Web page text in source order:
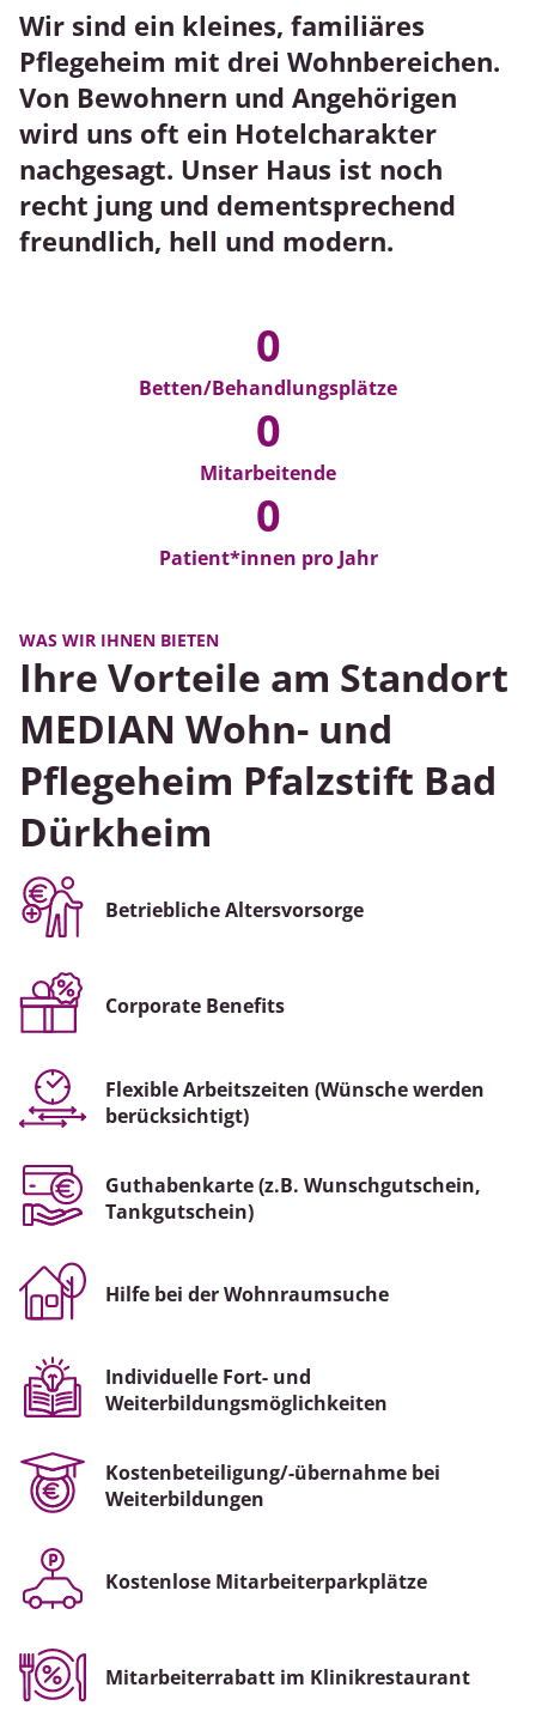
Jobangebote
Wir sind ein kleines, familiäres
Pflegeheim mit drei Wohnbereichen.
Von Bewohnern und Angehörigen
wird uns oft ein Hotelcharakter
nachgesagt. Unser Haus ist noch
recht jung und dementsprechend
freundlich, hell und modern.
0
Betten/Behandlungsplätze
0
Mitarbeitende
0
Patient*innen pro Jahr
WAS WIR IHNEN BIETEN
Ihre Vorteile am Standort
MEDIAN Wohn- und
Pflegeheim Pfalzstift Bad
Dürkheim
Betriebliche Altersvorsorge
Corporate Benefits
Flexible Arbeitszeiten (Wünsche werden
berücksichtigt)
Guthabenkarte (z.B. Wunschgutschein,
Tankgutschein)
Hilfe bei der Wohnraumsuche
Individuelle Fort- und
Weiterbildungsmöglichkeiten
Kostenbeteiligung/-übernahme bei
Weiterbildungen
Kostenlose Mitarbeiterparkplätze
Mitarbeiterrabatt im Klinikrestaurant